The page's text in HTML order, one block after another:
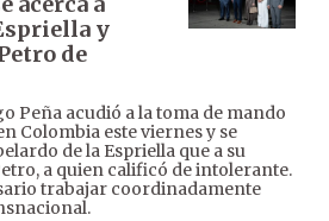
y
de
Peña acudió a la toma de mando
Colombia este viernes y se
de la Espriella que a su
a quien calificó de intolerante.
trabajar coordinadamente